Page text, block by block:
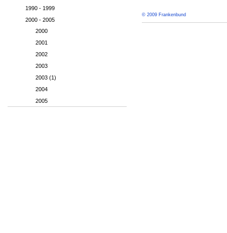
© 2009 Frankenbund
1990 - 1999
2000 - 2005
2000
2001
2002
2003
2003 (1)
2004
2005